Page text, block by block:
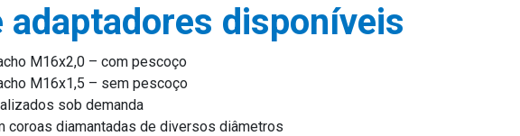
adaptadores disponíveis
M16x2,0 – com pescoço
M16x1,5 – sem pescoço
sob demanda
coroas diamantadas de diversos diâmetros